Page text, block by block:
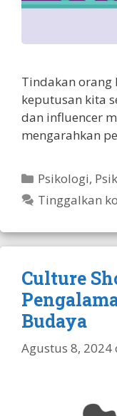
Tindakan
keputusan kita
dan influencer
mengarahkan
Kategori
Psikologi,
Tinggalkan
Culture
Budaya
Agustus 8, 2024